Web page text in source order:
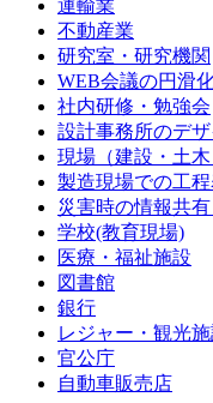
運輸業
不動産業
研究室・研究機関
WEB会議の円滑
社内研修・勉強会
設計事務所のデ
現場（建設・土
製造現場での工
災害時の情報共
学校(教育現場)
医療・福祉施設
図書館
銀行
レジャー・観光
官公庁
自動車販売店